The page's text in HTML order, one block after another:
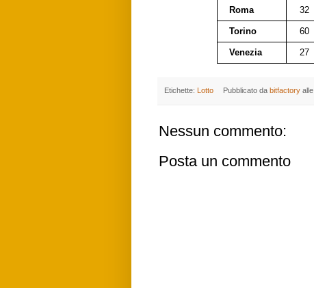
Roma 32
Torino 60
Venezia 27
Etichette: Lotto Pubblicato da bitfactory alle
Nessun commento:
Posta un commento